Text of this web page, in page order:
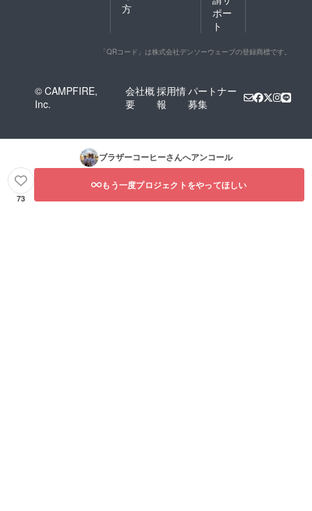
方
ポー
ト
「QRコード」は株式会社デンソーウェーブの登録商標です。
© CAMPFIRE,
Inc.
会社概
要
採用情
報
パートナー
募集
ブラザーコーヒーさんへアンコール
73
もう一度プロジェクトをやってほしい